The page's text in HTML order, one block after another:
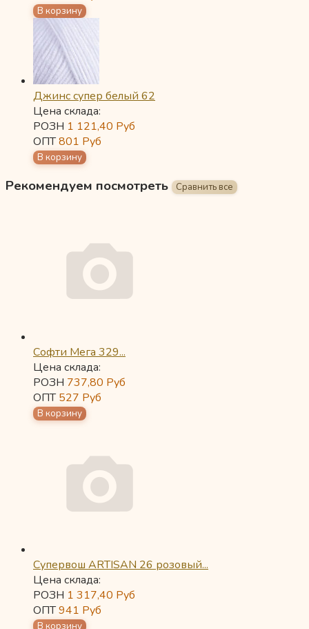
Джинс супер белый 62
Цена склада:
РОЗН 1 121,40 Руб
ОПТ801 Руб
Рекомендуем посмотреть
Софти Мега 329...
Цена склада:
РОЗН 737,80 Руб
ОПТ527 Руб
Супервош ARTISAN 26 розовый...
Цена склада:
РОЗН 1 317,40 Руб
ОПТ941 Руб